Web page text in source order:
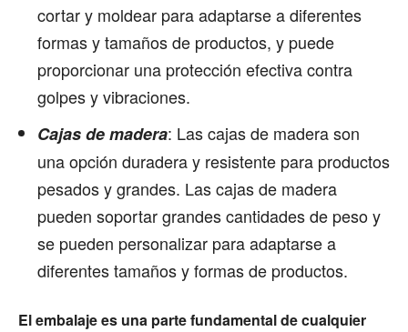
cortar y moldear para adaptarse a diferentes
formas y tamaños de productos, y puede
proporcionar una protección efectiva contra
golpes y vibraciones.
Cajas de madera: Las cajas de madera son
una opción duradera y resistente para productos
pesados y grandes. Las cajas de madera
pueden soportar grandes cantidades de peso y
se pueden personalizar para adaptarse a
diferentes tamaños y formas de productos.
El embalaje es una parte fundamental de cualquier